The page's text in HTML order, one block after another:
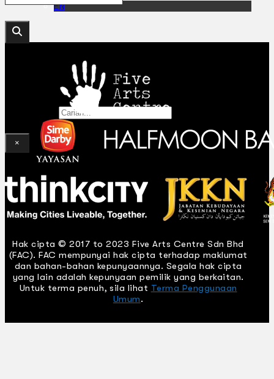
EN
Cari laman web
×
Hak cipta © 2017 to 2023 Five Arts Centre Sdn Bhd
(FAC). FAC mempunyai hak cipta terhadap maklumat
dan bahan-bahan kepunyaannya. Segala hak cipta
yang lain adalah kepunyaan pemilik yang berkaitan.
Untuk terma penuh, sila lihat Terma Penggunaan
Umum.